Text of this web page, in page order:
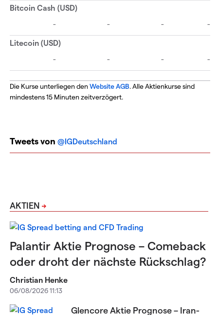
Die Kurse unterliegen den Website AGB. Alle Aktienkurse sind
mindestens 15 Minuten zeitverzögert.
Tweets von @IGDeutschland
AKTIEN
Palantir Aktie Prognose – Comeback
oder droht der nächste Rückschlag?
Christian Henke
06/08/2026 11:13
Glencore Aktie Prognose – Iran-